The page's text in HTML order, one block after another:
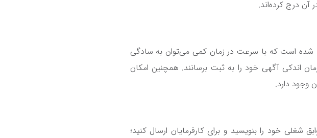
آن درج کرده‌اند.
شده است که با سرعت در زمان کمی می‌توان به سادگی
اندکی آگهی خود را به ثبت برسانند. همچنین امکان
وجود دارد.
می‌توانید مهارت‌ها و سوابق شغلی خود را بنویسید و برای کارفرمایان ارسال کنید؛